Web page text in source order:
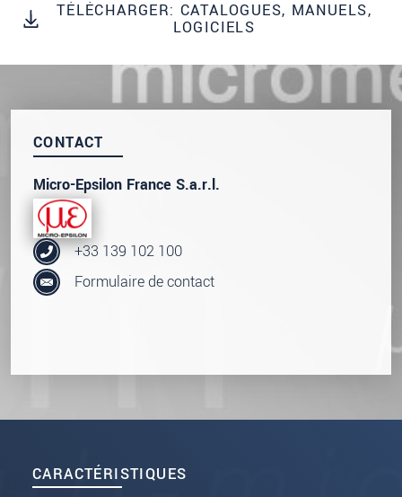
TÉLÉCHARGER: CATALOGUES, MANUELS,
LOGICIELS
CARACTÉRISTIQUES
CONTACT
Micro-Epsilon France S.a.r.l.
+33 139 102 100
Formulaire de contact
Nous traitons vos données de manière
confidentielle. Veuillez lire notredéclaration de
ENVOYER MESSAGE